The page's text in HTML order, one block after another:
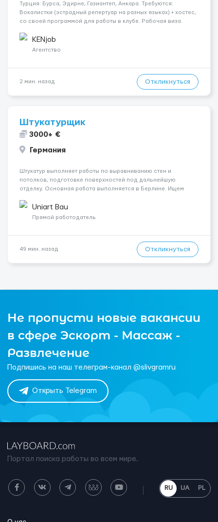
Турция: Бурса, Эдирне, Газиантеп, Анкара. Требуются:
Вокалистки (эстрадный репертуар на разных языках) + хостеc,
со своей программой для работы в клубе. Рабочая виза.
одного до трех месяцев. Мед. страховка. Высокая зарплат...
KENjob
Агентство
2 мин. назад Откликнуться
Штукатурщик
3000+ €
Германия
Штукатур выполняет работы по выравниванию стен и
потолков, подготовке поверхностей под дальнейшую
отделку. Основная работа выполняется в Берлине. Ищем
специалистов с подтверждённым опытом и портфолио.
Обязанности Подготовка оснований ...
Uniart Bau
Прямой работодатель
49 мин. назад Откликнуться
Не пропусти новые вакансии
в сфере Эскорт - Массаж -
Развлечение
Подпишись на наш телеграм-канал @slivgramru
Открыть Telegram
Портал поиска работы во всем мире.
RU UA PL